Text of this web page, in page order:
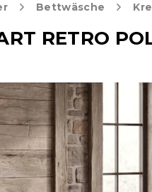
Bettwäsche
RETRO